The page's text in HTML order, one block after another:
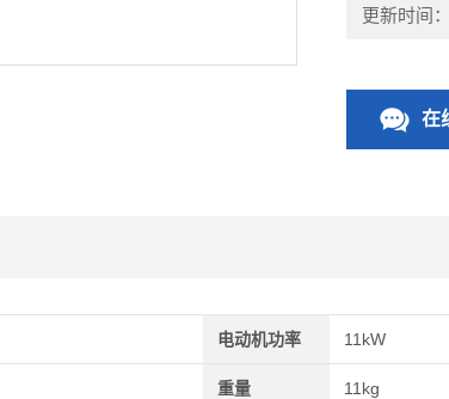
更新时间
在
电动机功率 11kW
重量 11kg